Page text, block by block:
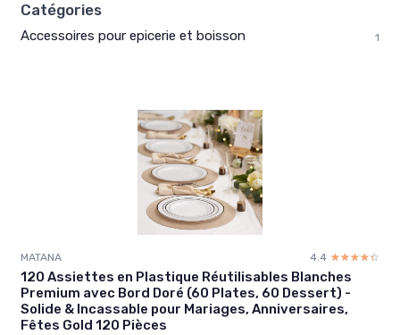
Catégories
Accessoires pour epicerie et boisson 1
MATANA 4.4 ☆☆☆☆☆
★★★★★
120 Assiettes en Plastique Réutilisables Blanches
Premium avec Bord Doré (60 Plates, 60 Dessert) -
Solide & Incassable pour Mariages, Anniversaires,
Fêtes Gold 120 Pièces